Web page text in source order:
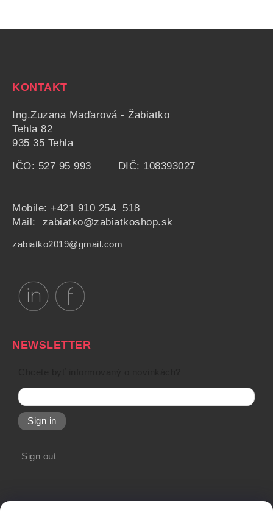
KONTAKT
Ing.Zuzana Maďarová - Žabiatko
Tehla 82
935 35 Tehla
IČO: 527 95 993 DIČ: 108393027
Mobile: +421 910 254 518
Mail: zabiatko@zabiatkoshop.sk
zabiatko2019@gmail.com
NEWSLETTER
Sign in
Sign out